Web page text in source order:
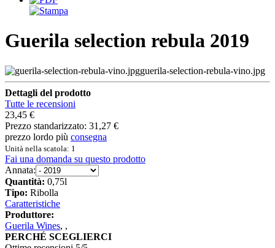
Guerila selection rebula 2019
guerila-selection-rebula-vino.jpg
Dettagli del prodotto
Tutte le recensioni
23,45 €
Prezzo standarizzato: 31,27 €
prezzo lordo più consegna
Unità nella scatola: 1
Fai una domanda su questo prodotto
Annata:
Quantità: 0,75l
Tipo: Ribolla
Caratteristiche
Produttore:
Guerila Wines, ,
PERCHÉ SCEGLIERCI